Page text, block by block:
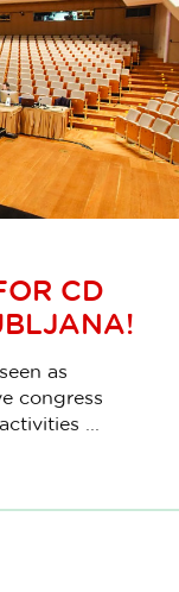
CD
as
congress
...